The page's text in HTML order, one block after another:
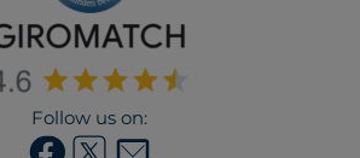
Follow us on: